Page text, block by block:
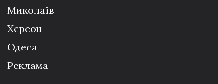
Миколаїв
Херсон
Одеса
Реклама